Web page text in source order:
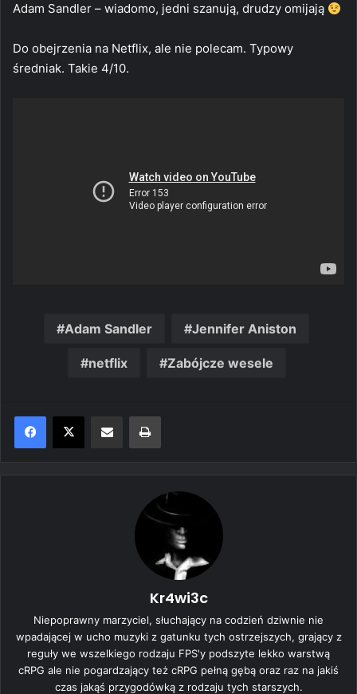
Adam Sandler – wiadomo, jedni szanują, drudzy omijają
Do obejrzenia na Netflix, ale nie polecam. Typowy
średniak. Takie 4/10.
Adam Sandler Jennifer Aniston
netflix Zabójcze wesele
Kr4wi3c
Niepoprawny marzyciel, słuchający na codzień dziwnie nie
wpadającej w ucho muzyki z gatunku tych ostrzejszych, grający z
reguły we wszelkiego rodzaju FPS'y podszyte lekko warstwą
cRPG ale nie pogardzający też cRPG pełną gębą oraz raz na jakiś
czas jakąś przygodówką z rodzaju tych starszych.